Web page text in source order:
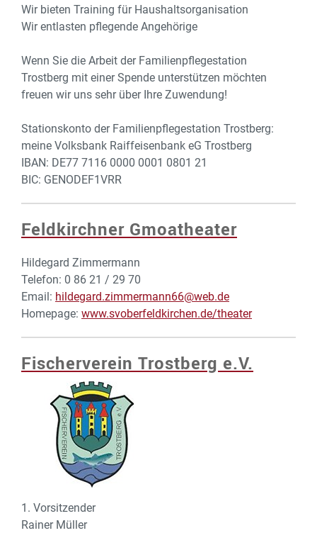
Wir bieten Training für Haushaltsorganisation
Wir entlasten pflegende Angehörige
Wenn Sie die Arbeit der Familienpflegestation
Trostberg mit einer Spende unterstützen möchten
freuen wir uns sehr über Ihre Zuwendung!
Stationskonto der Familienpflegestation Trostberg:
meine Volksbank Raiffeisenbank eG Trostberg
IBAN: DE77 7116 0000 0001 0801 21
BIC: GENODEF1VRR
Feldkirchner Gmoatheater
Hildegard Zimmermann
Telefon: 0 86 21 / 29 70
Email: hildegard.zimmermann66@web.de
Homepage: www.svoberfeldkirchen.de/theater
Fischerverein Trostberg e.V.
1. Vorsitzender
Rainer Müller